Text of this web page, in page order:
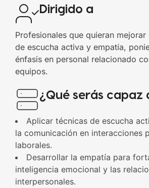
Dirigido a
Profesionales que quieran
de escucha activa y empatía,
énfasis en personal relacionado
equipos.
¿Qué serás capaz
Aplicar técnicas de escucha
la comunicación en interacciones
laborales.
Desarrollar la empatía para
inteligencia emocional y las
interpersonales.